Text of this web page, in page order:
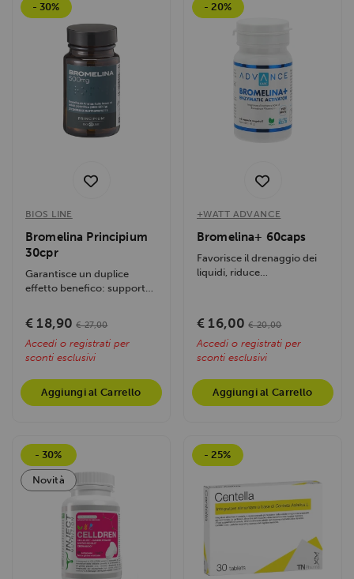
- 30%
BIOS LINE
Bromelina Principium
30cpr
Garantisce un duplice
effetto benefico: supporta
proteine a...
€ 18,90 € 27,00
Accedi o registrati per
sconti esclusivi
Aggiungi al Carrello
- 20%
+WATT ADVANCE
Bromelina+ 60caps
Favorisce il drenaggio dei
liquidi, riduce
€ 16,00 € 20,00
Accedi o registrati per
sconti esclusivi
Aggiungi al Carrello
- 30%
Novità
- 25%